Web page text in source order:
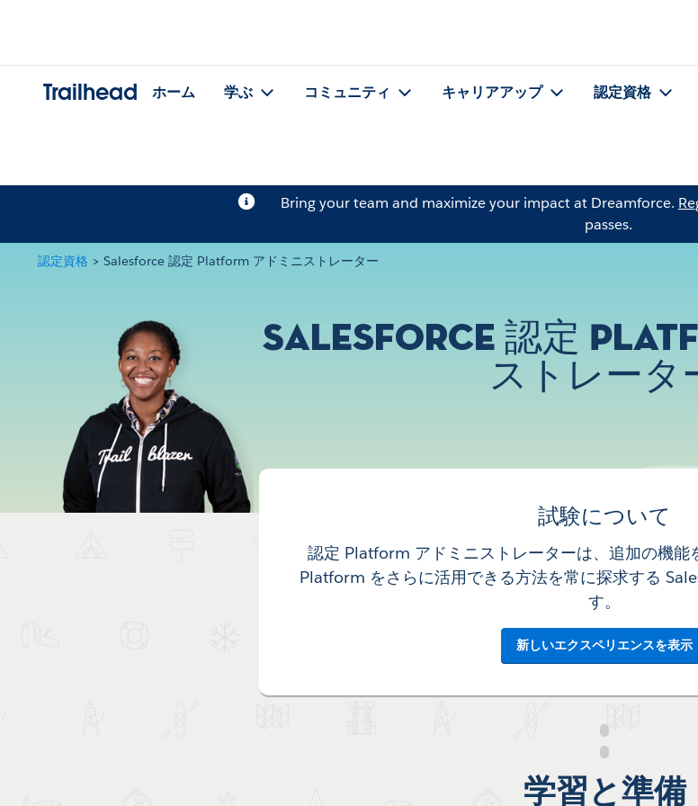
Trailhead ホーム 学ぶ コミュニティ キャリアアップ 認定資格
Bring your team and maximize your impact at Dreamforce.
passes.
認定資格 > Salesforce 認定 Platform アドミニストレーター
Salesforce 認定
ストレータ
試験について
認定 Platform アドミニストレーターは、追加の機能
Platform をさらに活用できる方法を常に探求する
す。
新しいエクスペリエンスを表示
学習と準備